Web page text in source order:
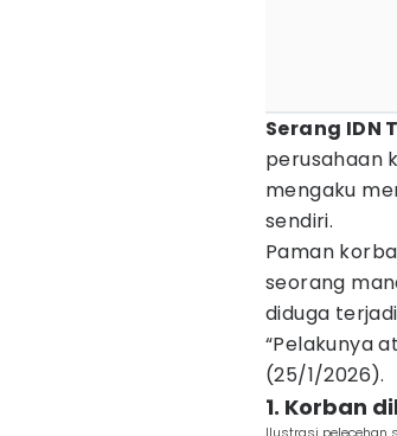
Serang IDN
perusahaan
mengaku
sendiri.
Paman
seorang
diduga
“Pelakunya
(25/1/2026).
1. Korban